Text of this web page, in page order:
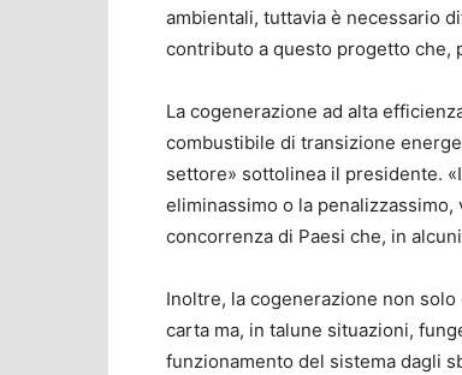
ambientali, tuttavia è necessario
contributo a questo progetto che,
La cogenerazione ad alta
combustibile di transizione
settore» sottolinea il presidente.
eliminassimo o la
concorrenza di Paesi che, in
Inoltre, la cogenerazione non
carta ma, in talune situazioni,
funzionamento del sistema dagli